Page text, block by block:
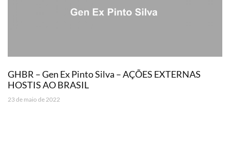
GHBR – Gen Ex Pinto Silva – AÇÕES EXTERNAS
HOSTIS AO BRASIL
23 de maio de 2022